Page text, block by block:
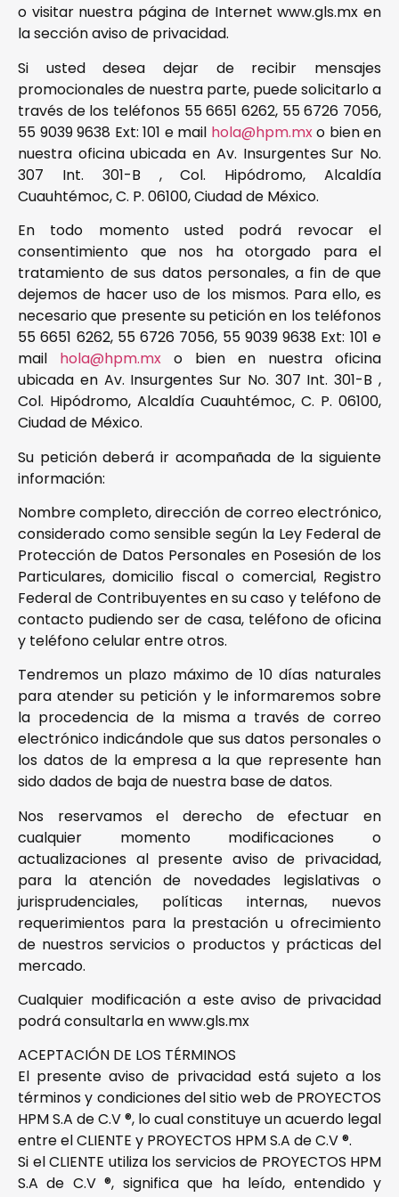
o visitar nuestra página de Internet www.gls.mx en
la sección aviso de privacidad.
Si usted desea dejar de recibir mensajes
promocionales de nuestra parte, puede solicitarlo a
través de los teléfonos 55 6651 6262, 55 6726 7056,
55 9039 9638 Ext: 101 e mail hola@hpm.mxo bien en
nuestra oficina ubicada en Av. Insurgentes Sur No.
307 Int. 301-B , Col. Hipódromo, Alcaldía
Cuauhtémoc, C. P. 06100, Ciudad de México.
En todo momento usted podrá revocar el
consentimiento que nos ha otorgado para el
tratamiento de sus datos personales, a fin de que
dejemos de hacer uso de los mismos. Para ello, es
necesario que presente su petición en los teléfonos
55 6651 6262, 55 6726 7056, 55 9039 9638 Ext: 101 e
mail hola@hpm.mx o bien en nuestra oficina
ubicada en Av. Insurgentes Sur No. 307 Int. 301-B ,
Col. Hipódromo, Alcaldía Cuauhtémoc, C. P. 06100,
Ciudad de México.
Su petición deberá ir acompañada de la siguiente
información:
Nombre completo, dirección de correo electrónico,
considerado como sensible según la Ley Federal de
Protección de Datos Personales en Posesión de los
Particulares, domicilio fiscal o comercial, Registro
Federal de Contribuyentes en su caso y teléfono de
contacto pudiendo ser de casa, teléfono de oficina
y teléfono celular entre otros.
Tendremos un plazo máximo de 10 días naturales
para atender su petición y le informaremos sobre
la procedencia de la misma a través de correo
electrónico indicándole que sus datos personales o
los datos de la empresa a la que represente han
sido dados de baja de nuestra base de datos.
Nos reservamos el derecho de efectuar en
cualquier momento modificaciones o
actualizaciones al presente aviso de privacidad,
para la atención de novedades legislativas o
jurisprudenciales, políticas internas, nuevos
requerimientos para la prestación u ofrecimiento
de nuestros servicios o productos y prácticas del
mercado.
Cualquier modificación a este aviso de privacidad
podrá consultarla en www.gls.mx
ACEPTACIÓN DE LOS TÉRMINOS
El presente aviso de privacidad está sujeto a los
términos y condiciones del sitio web de PROYECTOS
HPM S.A de C.V ®, lo cual constituye un acuerdo legal
entre el CLIENTE y PROYECTOS HPM S.A de C.V ®.
Si el CLIENTE utiliza los servicios de PROYECTOS HPM
S.A de C.V ®, significa que ha leído, entendido y